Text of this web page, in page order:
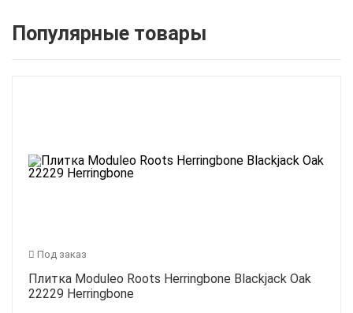
Популярные товары
Под заказ
Плитка Moduleo Roots Herringbone Blackjack Oak
22229 Herringbone